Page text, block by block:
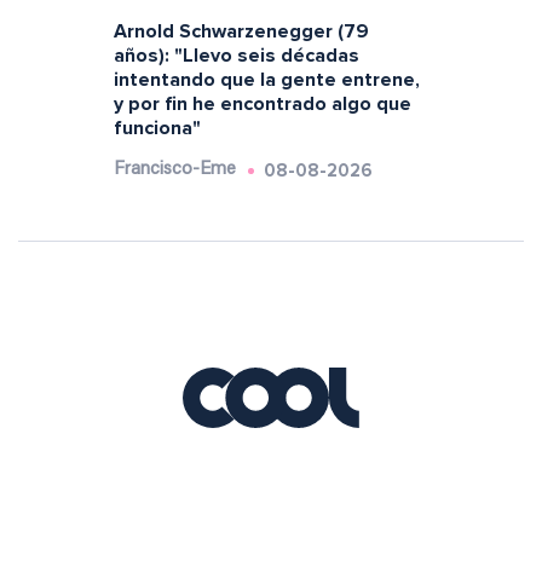
Arnold Schwarzenegger (79
años): "Llevo seis décadas
intentando que la gente entrene,
y por fin he encontrado algo que
funciona"
Francisco-Eme 08-08-2026